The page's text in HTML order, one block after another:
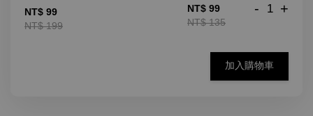
NT$ 99
NT$ 199
NT$ 99
NT$ 135
- +
加入購物車